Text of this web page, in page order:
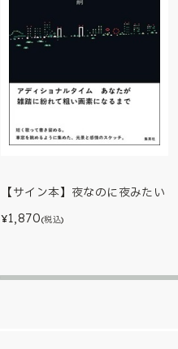
【サイン本】夜なのに夜みたい
¥1,870(税込)